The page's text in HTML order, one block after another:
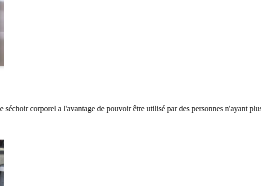
corporel a l'avantage de pouvoir être utilisé par des personnes n'ayant